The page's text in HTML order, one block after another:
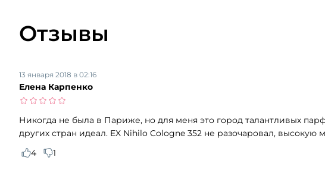
Отзывы
Елена Карпенко
13 января 2018 в 02:16
Никогда не была в Париже, но для меня это город талантливых
других стран идеал. EX Nihilo Cologne 352 не разочаровал,
4
1